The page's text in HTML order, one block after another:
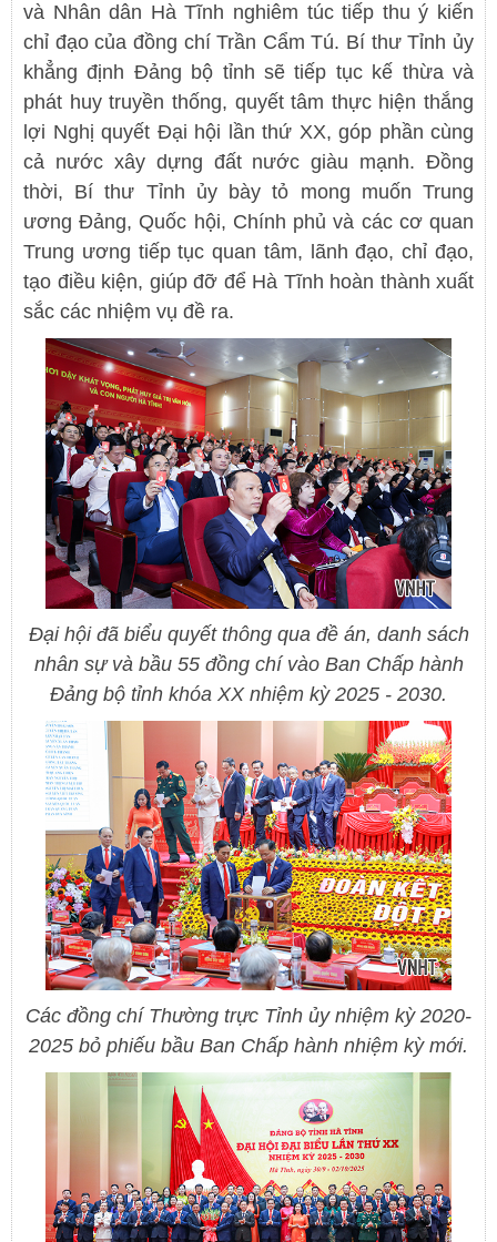
và Nhân dân Hà Tĩnh nghiêm túc tiếp thu ý kiến
chỉ đạo của đồng chí Trần Cẩm Tú. Bí thư Tỉnh ủy
khẳng định Đảng bộ tỉnh sẽ tiếp tục kế thừa và
phát huy truyền thống, quyết tâm thực hiện thắng
lợi Nghị quyết Đại hội lần thứ XX, góp phần cùng
cả nước xây dựng đất nước giàu mạnh. Đồng
thời, Bí thư Tỉnh ủy bày tỏ mong muốn Trung
ương Đảng, Quốc hội, Chính phủ và các cơ quan
Trung ương tiếp tục quan tâm, lãnh đạo, chỉ đạo,
tạo điều kiện, giúp đỡ để Hà Tĩnh hoàn thành xuất
sắc các nhiệm vụ đề ra.
Đại hội đã biểu quyết thông qua đề án, danh sách
nhân sự và bầu 55 đồng chí vào Ban Chấp hành
Đảng bộ tỉnh khóa XX nhiệm kỳ 2025 - 2030.
Các đồng chí Thường trực Tỉnh ủy nhiệm kỳ 2020-
2025 bỏ phiếu bầu Ban Chấp hành nhiệm kỳ mới.